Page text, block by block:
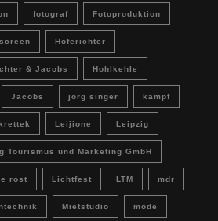
fotograf Fotoproduktion
Hoferichter
& Jacobs Hohlkehle
Jacobs jörg singer kampf
Leijione Leipzig
Tourismus und Marketing GmbH
rost Lichtfest LTM mdr
Mietstudio mode